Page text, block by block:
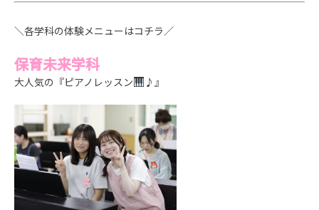
＼各学科の体験メニューはコチラ／
保育未来学科
大人気の『ピアノレッスン ♪』